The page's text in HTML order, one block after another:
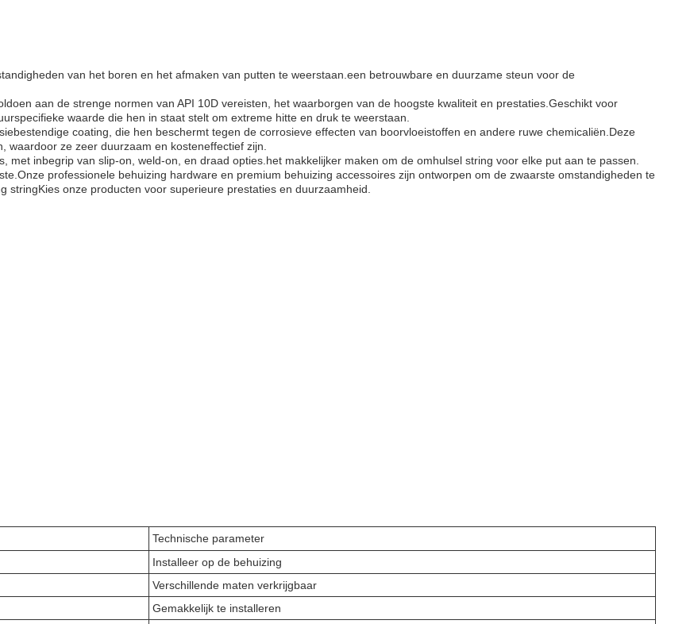
van het boren en het afmaken van putten te weerstaan.een betrouwbare en duurzame steun voor de
aan de strenge normen van API 10D vereisten, het waarborgen van de hoogste kwaliteit en prestaties.Geschikt voor
waarde die hen in staat stelt om extreme hitte en druk te weerstaan.
coating, die hen beschermt tegen de corrosieve effecten van boorvloeistoffen en andere ruwe chemicaliën.Deze
ze zeer duurzaam en kosteneffectief zijn.
inbegrip van slip-on, weld-on, en draad opties.het makkelijker maken om de omhulsel string voor elke put aan te passen.
professionele behuizing hardware en premium behuizing accessoires zijn ontworpen om de zwaarste omstandigheden te
onze producten voor superieure prestaties en duurzaamheid.
Technische parameter
Installeer op de behuizing
Verschillende maten verkrijgbaar
Gemakkelijk te installeren